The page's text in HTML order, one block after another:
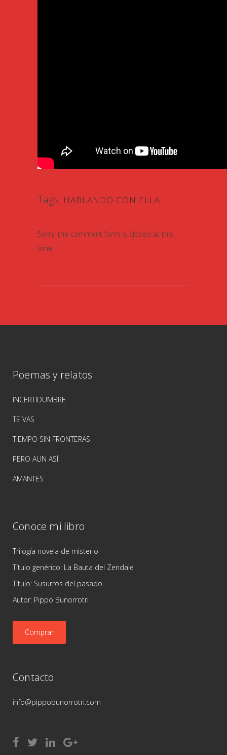
Tags: HABLANDO CON ELLA
Sorry, the comment form is closed at this
time.
Poemas y relatos
INCERTIDUMBRE
TE VAS
TIEMPO SIN FRONTERAS
PERO AUN ASÍ
AMANTES
Conoce mi libro
Trilogía novela de misterio
Título genérico: La Bauta del Zendale
Título: Susurros del pasado
Autor: Pippo Bunorrotri
Comprar
Contacto
info@pippobunorrotri.com